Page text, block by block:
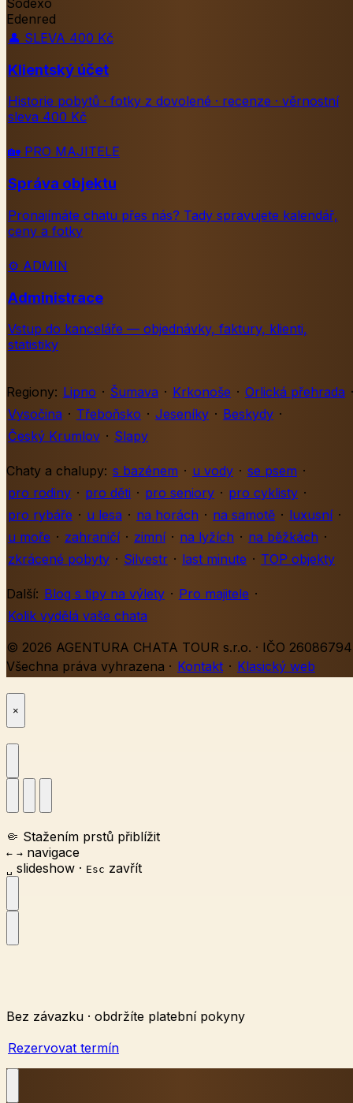
Sodexo
Edenred
👤 SLEVA 400 Kč
Klientský účet
Historie pobytů · fotky z dovolené · recenze · věrnostní
sleva 400 Kč
🏡 PRO MAJITELE
Správa objektu
Pronajímáte chatu přes nás? Tady spravujete kalendář,
ceny a fotky
⚙️ ADMIN
Administrace
Vstup do kanceláře — objednávky, faktury, klienti,
statistiky
Regiony: Lipno · Šumava · Krkonoše · Orlická přehrada ·
Vysočina · Třeboňsko · Jeseníky · Beskydy ·
Český Krumlov · Slapy
Chaty a chalupy: s bazénem · u vody · se psem ·
pro rodiny · pro děti · pro seniory · pro cyklisty ·
pro rybáře · u lesa · na horách · na samotě · luxusní ·
u moře · zahraničí · zimní · na lyžích · na běžkách ·
zkrácené pobyty · Silvestr · last minute · TOP objekty
Další: Blog s tipy na výlety · Pro majitele ·
Kolik vydělá vaše chata
© 2026 AGENTURA CHATA TOUR s.r.o. · IČO 26086794
Všechna práva vyhrazena · Kontakt · Klasický web
×
🤏 Stažením prstů přiblížit
← → navigace
␣ slideshow · Esc zavřít
Bez závazku · obdržíte platební pokyny
Rezervovat termín